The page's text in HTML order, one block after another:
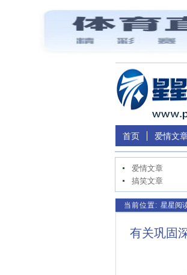
首页 爱情文
爱情文章
搞笑文章
当前位置: 星星阅
有关巩固